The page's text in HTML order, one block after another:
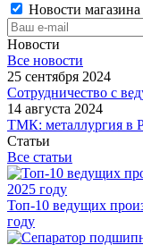
Новости магазина
Новости
Все новости
25 сентября 2024
Сотрудничество с
14 августа 2024
ТМК: металлургия в
Статьи
Все статьи
Топ-10 ведущих
году